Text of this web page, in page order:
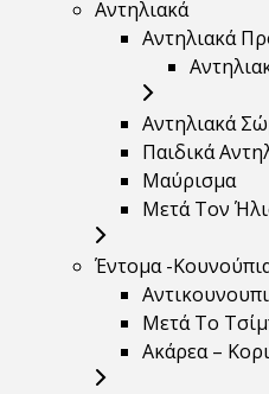
Αντηλιακά
Αντηλιακά
Αντηλιακά
Παιδικά
Μαύρισμα
Mετά Τον
Έντομα -
Μετά Το
Ακάρεα –